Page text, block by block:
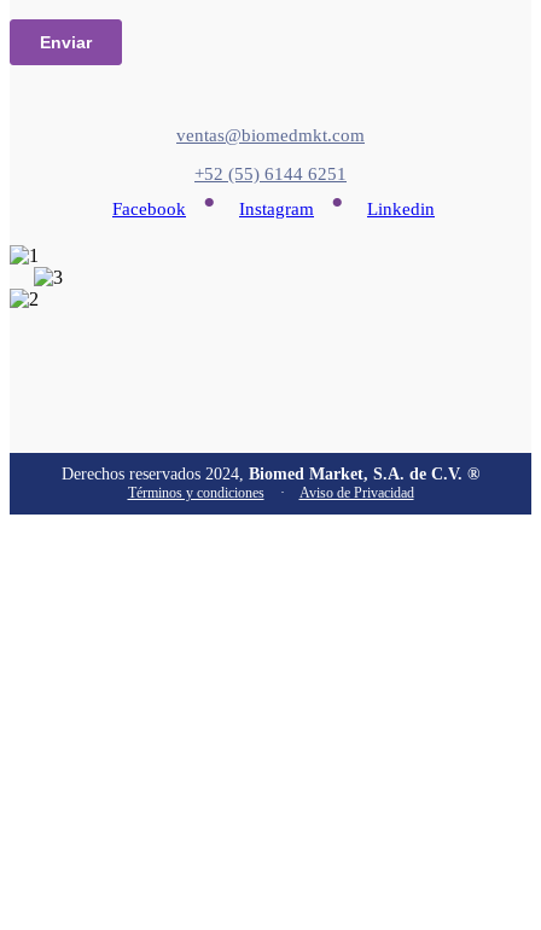
ventas@biomedmkt.com
+52 (55) 6144 6251
Facebook
• Instagram • Linkedin
Derechos reservados 2024, Biomed Market, S.A. de C.V. ®
Términos y condiciones · Aviso de Privacidad